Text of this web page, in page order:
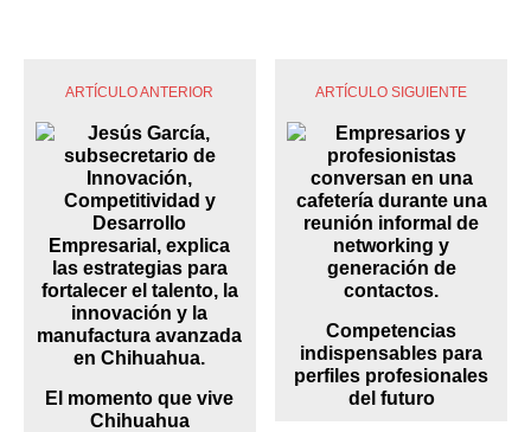
ARTÍCULO ANTERIOR
El momento que vive
Chihuahua
ARTÍCULO SIGUIENTE
Competencias
indispensables para
perfiles profesionales
del futuro